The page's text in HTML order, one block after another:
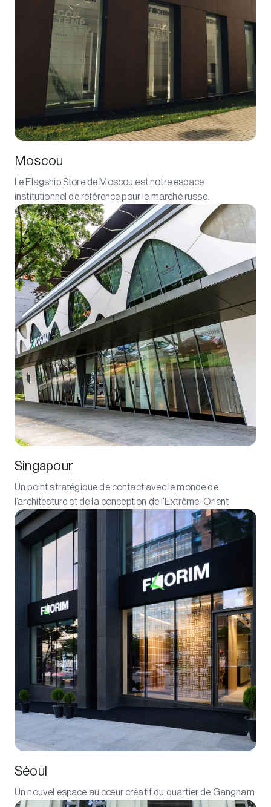
Moscou
Le Flagship Store de Moscou est notre espace
institutionnel de référence pour le marché russe.
Singapour
Un point stratégique de contact avec le monde de
l’architecture et de la conception de l’Extrême-Orient
Séoul
Un nouvel espace au cœur créatif du quartier de Gangnam